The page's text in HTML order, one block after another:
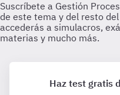
Haz test gratis